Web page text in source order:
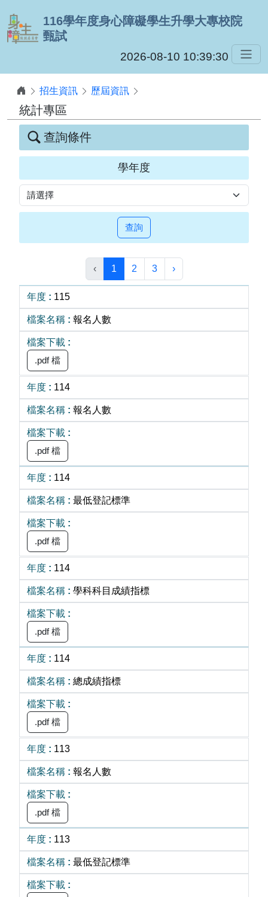
跳到主要內容
116學年度身心障礙學生升學大專校院
甄試
2026-08-10 10:39:30
招生資訊 歷屆資訊
統計專區
查詢條件
學年度
查詢
‹ 1 2 3 ›
115
報名人數
.pdf 檔
114
報名人數
.pdf 檔
114
最低登記標準
.pdf 檔
114
學科科目成績指標
.pdf 檔
114
總成績指標
.pdf 檔
113
報名人數
.pdf 檔
113
最低登記標準